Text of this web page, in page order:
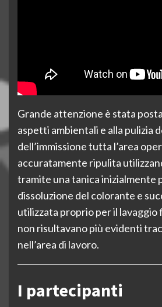
Grande attenzione è stata
aspetti ambientali e alla pulizia
dell’immissione tutta l’area
accuratamente ripulita
tramite una tanica inizialmente
dissoluzione del colorante e
utilizzata proprio per il
non risultavano più evidenti
nell’area di lavoro.
I partecipanti